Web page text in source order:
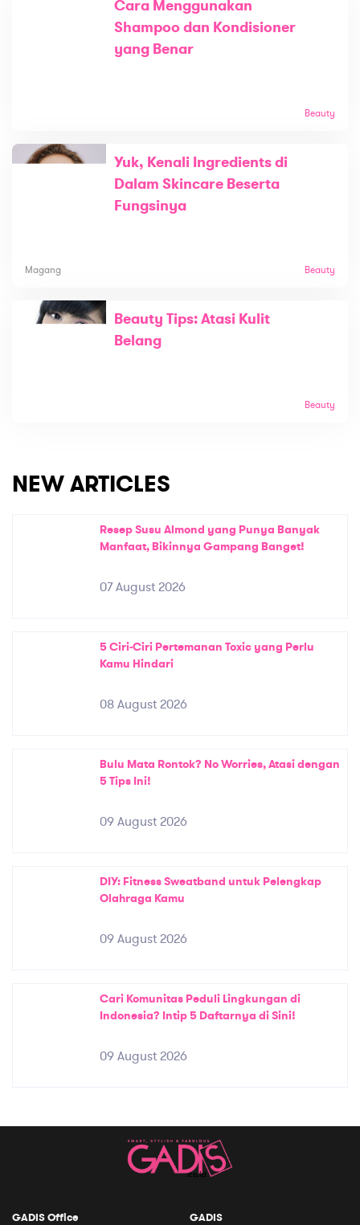
Cara Menggunakan
Shampoo dan Kondisioner
yang Benar
Beauty
Yuk, Kenali Ingredients di
Dalam Skincare Beserta
Fungsinya
Magang Beauty
Beauty Tips: Atasi Kulit
Belang
Beauty
NEW ARTICLES
Resep Susu Almond yang Punya Banyak
Manfaat, Bikinnya Gampang Banget!
07 August 2026
5 Ciri-Ciri Pertemanan Toxic yang Perlu
Kamu Hindari
08 August 2026
Bulu Mata Rontok? No Worries, Atasi dengan
5 Tips Ini!
09 August 2026
DIY: Fitness Sweatband untuk Pelengkap
Olahraga Kamu
09 August 2026
Cari Komunitas Peduli Lingkungan di
Indonesia? Intip 5 Daftarnya di Sini!
09 August 2026
GADIS Office GADIS